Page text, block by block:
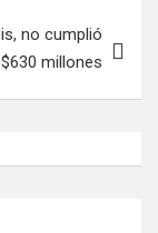
no cumplió
millones